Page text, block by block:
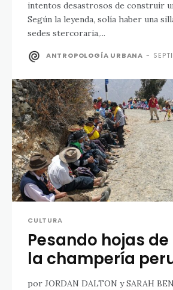
intentos desastrosos de construir
Según la leyenda, solía haber una
sedes stercoraria,...
ANTROPOLOGÍA URBANA -
CULTURA
Pesando hojas
la champería
por JORDAN DALTON y SARAH